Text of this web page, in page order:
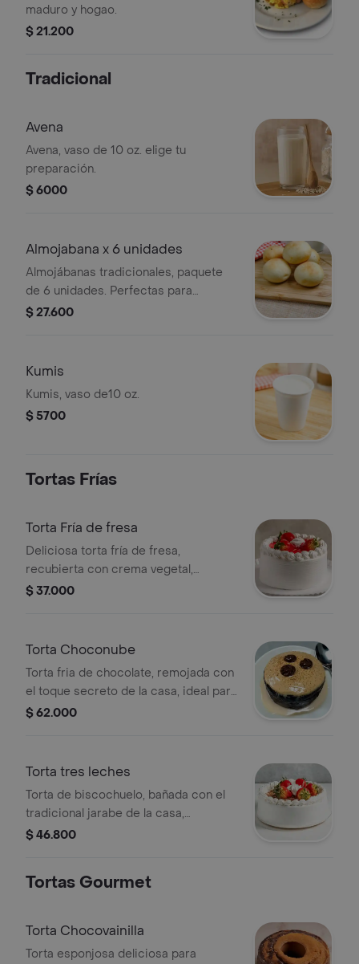
maduro y hogao.
$ 21.200
Tradicional
Avena
Avena, vaso de 10 oz. elige tu
preparación.
$ 6000
Almojabana x 6 unidades
Almojábanas tradicionales, paquete
de 6 unidades. Perfectas para
compartir.
$ 27.600
Kumis
Kumis, vaso de10 oz.
$ 5700
Tortas Frías
Torta Fría de fresa
Deliciosa torta fría de fresa,
recubierta con crema vegetal,
entreverada de crema y adornada
$ 37.000
Torta Choconube
Torta fria de chocolate, remojada con
el toque secreto de la casa, ideal para
8-12 porciones
$ 62.000
Torta tres leches
Torta de biscochuelo, bañada con el
tradicional jarabe de la casa,
recubierta de crema vegetal,
$ 46.800
Tortas Gourmet
Torta Chocovainilla
Torta esponjosa deliciosa para